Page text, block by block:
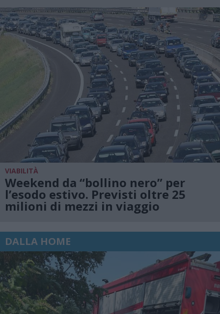
VIABILITÀ
Weekend da “bollino nero” per
l’esodo estivo. Previsti oltre 25
milioni di mezzi in viaggio
DALLA HOME